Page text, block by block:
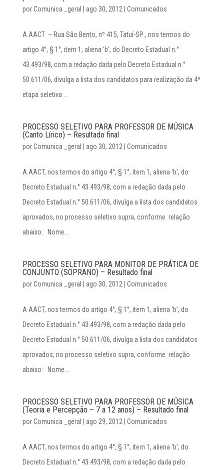
porComunica _geral ago 30, 2012 Comunicados
A AACT – Rua São Bento, nº 415, Tatuí-SP , nos termos do
artigo 4°, § 1°, item 1, aliena ‘b’, do Decreto Estadual n.°
43.493/98, com a redação dada pelo Decreto Estadual n.°
50.611/06, divulga a lista dos candidatos para realização da 4ª
etapa seletiva ...
PROCESSO SELETIVO PARA PROFESSOR DE MÚSICA
(Canto Lírico) – Resultado final
porComunica _geral ago 30, 2012 Comunicados
A AACT, nos termos do artigo 4°, § 1°, item 1, aliena ‘b’, do
Decreto Estadual n.° 43.493/98, com a redação dada pelo
Decreto Estadual n.° 50.611/06, divulga a lista dos candidatos
aprovados, no processo seletivo supra, conforme relação
abaixo: Nome...
PROCESSO SELETIVO PARA MONITOR DE PRÁTICA DE
CONJUNTO (SOPRANO) – Resultado final
porComunica _geral ago 30, 2012 Comunicados
A AACT, nos termos do artigo 4°, § 1°, item 1, aliena ‘b’, do
Decreto Estadual n.° 43.493/98, com a redação dada pelo
Decreto Estadual n.° 50.611/06, divulga a lista dos candidatos
aprovados, no processo seletivo supra, conforme relação
abaixo: Nome...
PROCESSO SELETIVO PARA PROFESSOR DE MÚSICA
(Teoria e Percepção – 7 a 12 anos) – Resultado final
porComunica _geral ago 29, 2012 Comunicados
A AACT, nos termos do artigo 4°, § 1°, item 1, aliena ‘b’, do
Decreto Estadual n.° 43.493/98, com a redação dada pelo